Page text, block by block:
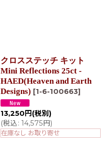
クロスステッチ キット
Mini Reflections 25ct -
HAED(Heaven and Earth
Designs) [1-6-100663]
13,250 円 (税別)
(税込: 14,575円)
在庫なし お取り寄せ